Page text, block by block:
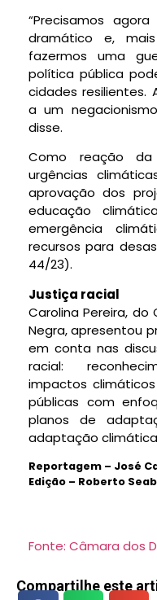
“Precisamos
dramático e,
fazermos uma
política pública
cidades resilientes.
a um
disse.
Como reação
urgências
aprovação dos
educação
emergência
recursos para
44/23).
Justiça racial
Carolina Pereira,
Negra, apresentou
em conta nas
racial:
impactos
públicas com
planos de
adaptação
Reportagem – José
Edição – Roberto
Fonte: Câmara dos
Compartilhe este